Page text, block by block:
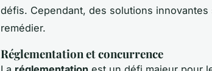
défis. Cependant, des solutions
remédier.
Réglementation et concurrence